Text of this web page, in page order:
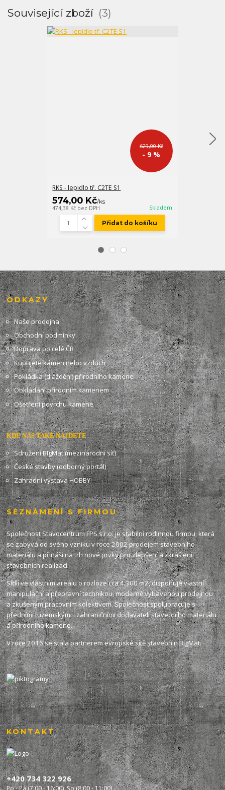
Související zboží 3
629,00 Kč
- 9 %
RKS - lepidlo tř. C2TE S1
574,00 Kč/ks
474,38 Kč bez DPH Skladem
Přidat do košíku
ODKAZY
Naše prodejna
Obchodní podmínky
Doprava po celé ČR
Kupujete kámen nebo vzduch
Pokládka (dláždění) přírodního kamene
Obkládání přírodním kamenem
Ošetření povrchu kamene
KDE NÁS TAKÉ NAJDETE
Sdružení BIgMat (mezinárodní síť)
České stavby (odborný portál)
Zahradní výstava HOBBY
SEZNÁMENÍ S FIRMOU
Společnost Stavocentrum FPS s.r.o. je stabilní rodinnou firmou, která
se zabývá od svého vzniku v roce 2002 prodejem stavebního
materiálu a přináší na trh nové prvky pro zlepšení a zkrášlení
stavebních realizací.
Sídlí ve vlastním areálu o rozloze cca 4.300 m2, disponuje vlastní
manipulační a přepravní technikou, moderně vybavenou prodejnou
a zkušeným pracovním kolektivem. Společnost spolupracuje s
předními tuzemskými i zahraničními dodavateli stavebního materiálu
a přírodního kamene.
V roce 2016 se stala partnerem evropské sítě stavebninBigMat.
KONTAKT
+420 734 322 926
Po - Pá (7:00 - 16:00), So (8:00 - 11:00)